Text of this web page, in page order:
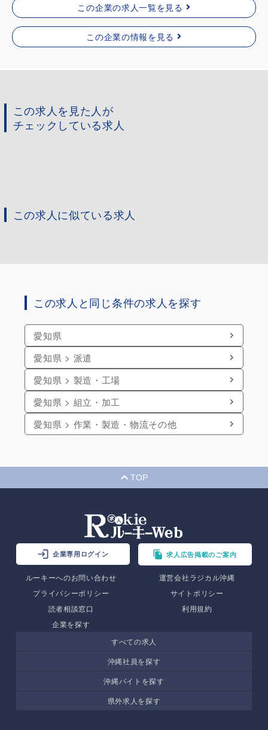
この企業の求人一覧を見る
この企業の情報を見る
この求人を見た人が
チェックしている求人
この求人に似ている求人
この求人と同じ条件の求人を探す
愛知県
愛知県 > 派遣
愛知県 > 製造・工場
愛知県 > 組立・加工
愛知県 > 作業・製造・物流その他
TOP
企業専用ログイン 求人広告掲載のご案内
ルーキーへのお問い合わせ
運営会社ラジカル沖縄
プライバシーポリシー
サイトポリシー
読者相談窓口
利用規約
企業を探す
すべての求人
沖縄社員を探す
沖縄バイトを探す
県外求人を探す